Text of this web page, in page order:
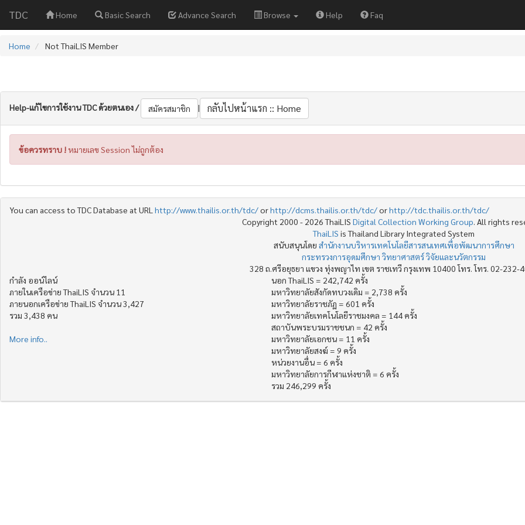
TDC Home Basic Search Advance Search Browse Help Faq
Home Not ThaiLIS Member
Help-แก้ไขการใช้งาน TDC ด้วยตนเอง / สมัครสมาชิก | กลับไปหน้าแรก :: Home
ข้อควรทราบ ! หมายเลข Session ไม่ถูกต้อง
You can access to TDC Database at URL http://www.thailis.or.th/tdc/orhttp://dcms.thailis.or.th/tdc/orhttp://tdc.thailis.or.th/tdc/
Copyright 2000 - 2026 ThaiLIS Digital Collection Working Group. All rights
ThaiLIS is Thailand Library Integrated System
สนับสนุนโดย สำนักงานบริหารเทคโนโลยีสารสนเทศเพื่อพัฒนาการศึกษา
กระทรวงการอุดมศึกษา วิทยาศาสตร์ วิจัยและนวัตกรรม
328 ถ.ศรีอยุธยา แขวง ทุ่งพญาไท เขต ราชเทวี กรุงเทพ 10400 โทร. โทร. 02-232-
กำลัง ออน์ไลน์
ภายในเครือข่าย ThaiLIS จำนวน 11
ภายนอกเครือข่าย ThaiLIS จำนวน 3,427
รวม 3,438 คน
More info..
นอก ThaiLIS = 242,742 ครั้ง
มหาวิทยาลัยสังกัดทบวงเดิม = 2,738 ครั้ง
มหาวิทยาลัยราชภัฏ = 601 ครั้ง
มหาวิทยาลัยเทคโนโลยีราชมงคล = 144 ครั้ง
สถาบันพระบรมราชชนก = 42 ครั้ง
มหาวิทยาลัยเอกชน = 11 ครั้ง
มหาวิทยาลัยสงฆ์ = 9 ครั้ง
หน่วยงานอื่น = 6 ครั้ง
มหาวิทยาลัยการกีฬาแห่งชาติ = 6 ครั้ง
รวม 246,299 ครั้ง